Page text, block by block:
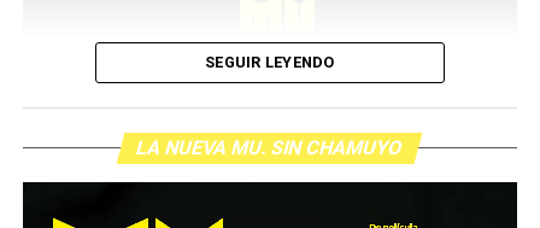
SEGUIR LEYENDO
LA NUEVA MU. SIN CHAMUYO